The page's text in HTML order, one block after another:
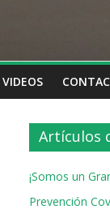
VIDEOS
Artículos
¡Somos un
Prevención